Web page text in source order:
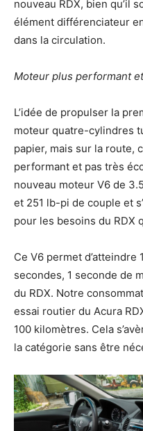
nouveau RDX, bien qu’il
élément différenciateur
dans la circulation.
Moteur plus performant
L’idée de propulser la
moteur quatre-cylindres
papier, mais sur la route,
performant et pas très
nouveau moteur V6 de
et 251 lb-pi de couple et
pour les besoins du RDX
Ce V6 permet d’atteindre
secondes, 1 seconde de
du RDX. Notre
essai routier du Acura
100 kilomètres. Cela
la catégorie sans être